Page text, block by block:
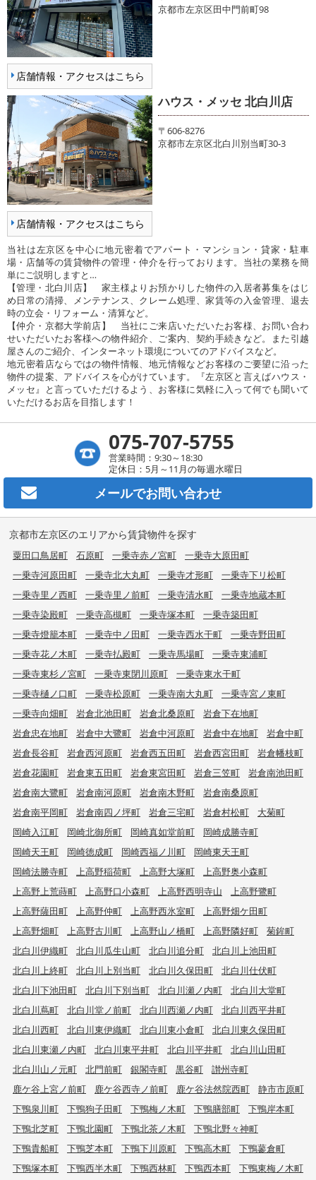
店舗情報・アクセスはこちら
京都市左京区田中門前町98
店舗情報・アクセスはこちら
ハウス・メッセ 北白川店
〒606-8276
京都市左京区北白川別当町30-3
当社は左京区を中心に地元密着でアパート・マンション・貸家・駐車
場・店舗等の賃貸物件の管理・仲介を行っております。当社の業務を簡
単にご説明しますと…
【管理・北白川店】 家主様よりお預かりした物件の入居者募集をはじ
め日常の清掃、メンテナンス、クレーム処理、家賃等の入金管理、退去
時の立会・リフォーム・清算など。
【仲介・京都大学前店】 当社にご来店いただいたお客様、お問い合わ
せいただいたお客様への物件紹介、ご案内、契約手続きなど。また引越
屋さんのご紹介、インターネット環境についてのアドバイスなど。
地元密着店ならではの物件情報、地元情報などお客様のご要望に沿った
物件の提案、アドバイスを心がけています。『左京区と言えばハウス・
メッセ』と言っていただけるよう、お客様に気軽に入って何でも聞いて
いただけるお店を目指します！
075-707-5755
営業時間：9:30～18:30
定休日：5月～11月の毎週水曜日
メールでお問い合わせ
京都市左京区のエリアから賃貸物件を探す
粟田口鳥居町 石原町 一乗寺赤ノ宮町
一乗寺大原田町
一乗寺河原田町
一乗寺北大丸町 一乗寺才形町
一乗寺下リ松町
一乗寺里ノ西町
一乗寺里ノ前町 一乗寺清水町
一乗寺地蔵本町
一乗寺染殿町
一乗寺高槻町 一乗寺塚本町
一乗寺築田町
一乗寺燈籠本町
一乗寺中ノ田町 一乗寺西水干町
一乗寺野田町
一乗寺花ノ木町
一乗寺払殿町 一乗寺馬場町
一乗寺東浦町
一乗寺東杉ノ宮町
一乗寺東閉川原町
一乗寺東水干町
一乗寺樋ノ口町
一乗寺松原町 一乗寺南大丸町
一乗寺宮ノ東町
一乗寺向畑町
岩倉北池田町 岩倉北桑原町
岩倉下在地町
岩倉忠在地町
岩倉中大鷺町 岩倉中河原町 岩倉中在地町
岩倉中町
岩倉長谷町
岩倉西河原町 岩倉西五田町 岩倉西宮田町
岩倉幡枝町
岩倉花園町
岩倉東五田町 岩倉東宮田町 岩倉三笠町
岩倉南池田町
岩倉南大鷺町
岩倉南河原町 岩倉南木野町
岩倉南桑原町
岩倉南平岡町
岩倉南四ノ坪町 岩倉三宅町 岩倉村松町
大菊町
岡崎入江町
岡崎北御所町 岡崎真如堂前町
岡崎成勝寺町
岡崎天王町
岡崎徳成町 岡崎西福ノ川町
岡崎東天王町
岡崎法勝寺町
上高野稲荷町 上高野大塚町
上高野奥小森町
上高野上荒蒔町
上高野口小森町 上高野西明寺山
上高野鷺町
上高野薩田町
上高野仲町 上高野西氷室町
上高野畑ケ田町
上高野畑町
上高野古川町 上高野山ノ橋町 上高野隣好町
菊鉾町
北白川伊織町
北白川瓜生山町 北白川追分町
北白川上池田町
北白川上終町
北白川上別当町 北白川久保田町
北白川仕伏町
北白川下池田町
北白川下別当町 北白川瀬ノ内町
北白川大堂町
北白川蔦町
北白川堂ノ前町 北白川西瀬ノ内町
北白川西平井町
北白川西町
北白川東伊織町 北白川東小倉町
北白川東久保田町
北白川東瀬ノ内町
北白川東平井町 北白川平井町
北白川山田町
北白川山ノ元町
北門前町 銀閣寺町 黒谷町
讃州寺町
鹿ケ谷上宮ノ前町
鹿ケ谷西寺ノ前町 鹿ケ谷法然院西町
静市市原町
下鴨泉川町
下鴨狗子田町 下鴨梅ノ木町 下鴨膳部町
下鴨岸本町
下鴨北芝町
下鴨北園町 下鴨北茶ノ木町
下鴨北野々神町
下鴨貴船町
下鴨芝本町 下鴨下川原町 下鴨高木町
下鴨蓼倉町
下鴨塚本町
下鴨西半木町 下鴨西林町 下鴨西本町
下鴨東梅ノ木町